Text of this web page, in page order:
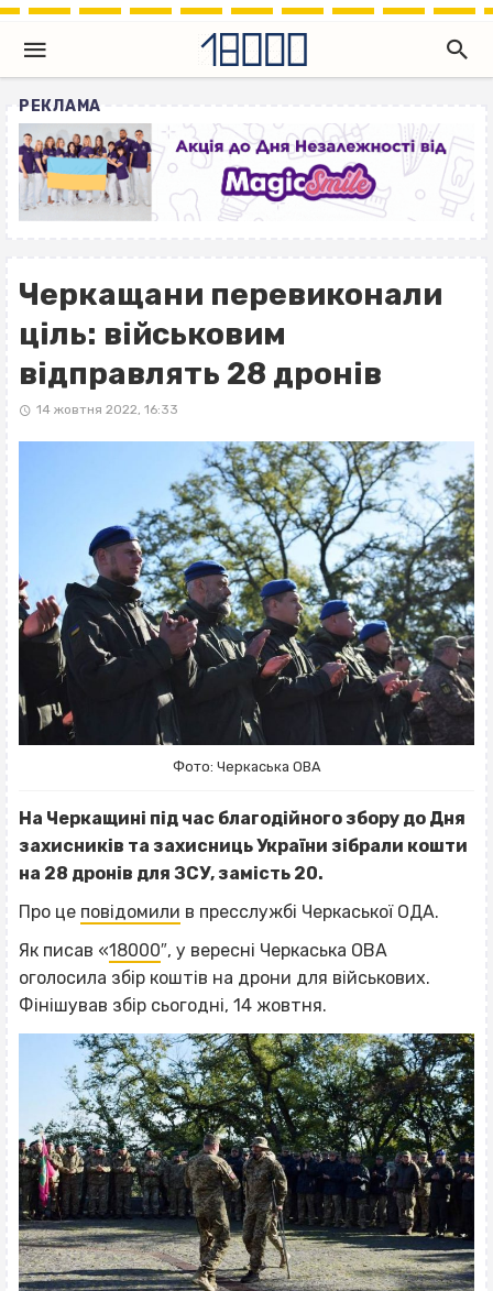
РЕКЛАМА
Черкащани перевиконали
ціль: військовим
відправлять 28 дронів
14 жовтня 2022, 16:33
Фото: Черкаська ОВА
На Черкащині під час благодійного збору до Дня
захисників та захисниць України зібрали кошти
на 28 дронів для ЗСУ, замість 20.
Про це повідомили в пресслужбі Черкаської ОДА.
Як писав «18000″, у вересні Черкаська ОВА
оголосила збір коштів на дрони для військових.
Фінішував збір сьогодні, 14 жовтня.